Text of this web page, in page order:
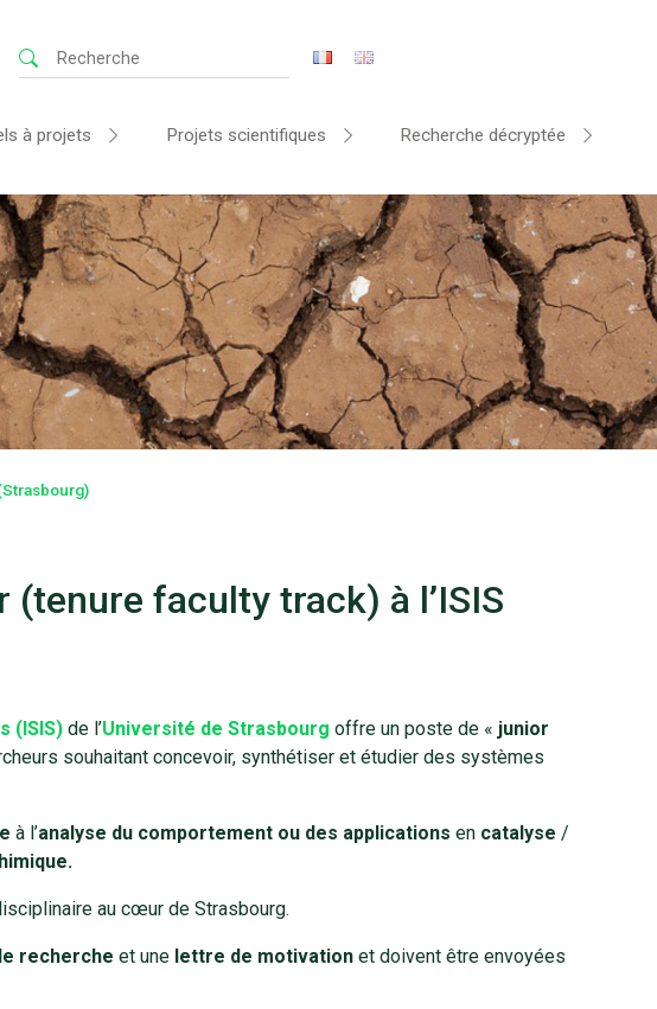
à projets Projets scientifiques Recherche décryptée
faculty track) à l’ISIS
(ISIS) de l’Université de Strasbourg offre un poste de « junior
souhaitant concevoir, synthétiser et étudier des systèmes
à l’analyse du comportement ou des applications en catalyse /
au cœur de Strasbourg.
recherche et une lettre de motivation et doivent être envoyées